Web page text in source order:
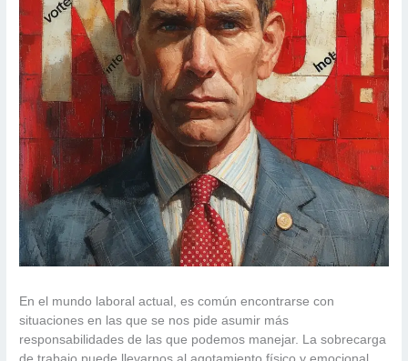
En el mundo laboral actual, es común encontrarse con
situaciones en las que se nos pide asumir más
responsabilidades de las que podemos manejar. La sobrecarga
de trabajo puede llevarnos al agotamiento físico y emocional,